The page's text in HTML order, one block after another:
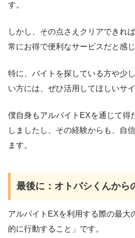
す。
しかし、その点さえクリアできれ
常にお得で便利なサービスだと感じ
特に、バイトを探している方や少
い方には、ぜひ活用してほしいサイ
僕自身もアルバイトEXを通じて得
しましたし、その経験からも、自
ます。
最後に：オトバシくんから
アルバイトEXを利用する際の最大
的に行動すること」です。